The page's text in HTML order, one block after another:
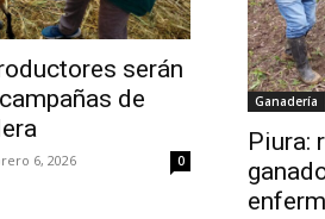
serán
de
6, 2026 0
Ganadería
Piura: